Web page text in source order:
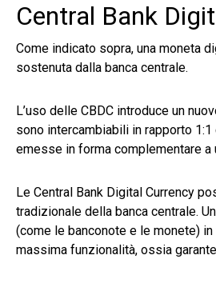
Central Bank
Come indicato sopra, una moneta
sostenuta dalla banca centrale.
L’uso delle CBDC introduce un
sono intercambiabili in rapporto
emesse in forma complementare a
Le Central Bank Digital Currency
tradizionale della banca centrale.
(come le banconote e le monete)
massima funzionalità, ossia